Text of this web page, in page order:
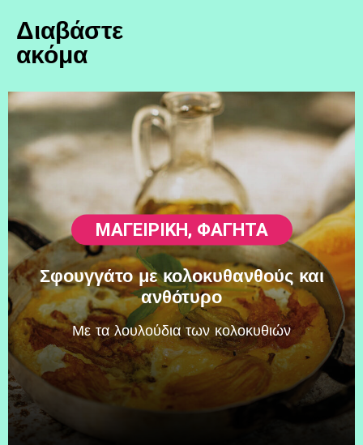
Διαβάστε
ακόμα
ΜΑΓΕΙΡΙΚΗ, ΦΑΓΗΤΆ
Σφουγγάτο με κολοκυθανθούς και
ανθότυρο
Mε τα λουλούδια των κολοκυθιών